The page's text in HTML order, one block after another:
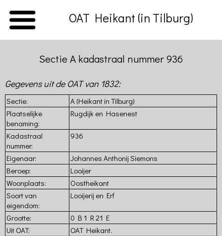
OAT Heikant (in Tilburg)
Sectie A kadastraal nummer 936
Gegevens uit de OAT van 1832:
Sectie:
A (Heikant in Tilburg)
Plaatselijke
benaming:
Rugdijk en Hasenest
Kadastraal
nummer:
936
Eigenaar:
Johannes Anthonij Siemons
Beroep:
Looijer
Woonplaats:
Oostheikant
Soort van
eigendom:
Looijerij en Erf
Grootte:
0 B 1 R 21 E
Uit OAT:
OAT Heikant.
Introductie
Beschrijving
van
de
Hasselt
Volkstelling
van
Tilburg
(1830)
Kadaster
van
Tilburg
(1832)
Huisnummers